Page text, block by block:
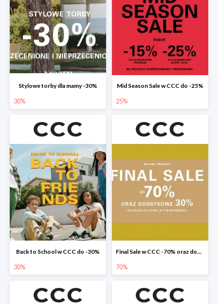
Stylowe torby dla mamy -30%
30%
Mid Season Sale w CCC do -25%
25%
Back to School w CCC do -30%
30%
Final Sale w CCC -70% oraz dodatkowe -30%
70%